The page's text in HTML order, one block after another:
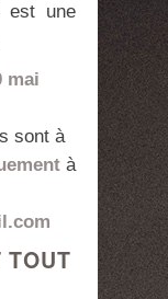
une
mai
sont à
à
TOUT